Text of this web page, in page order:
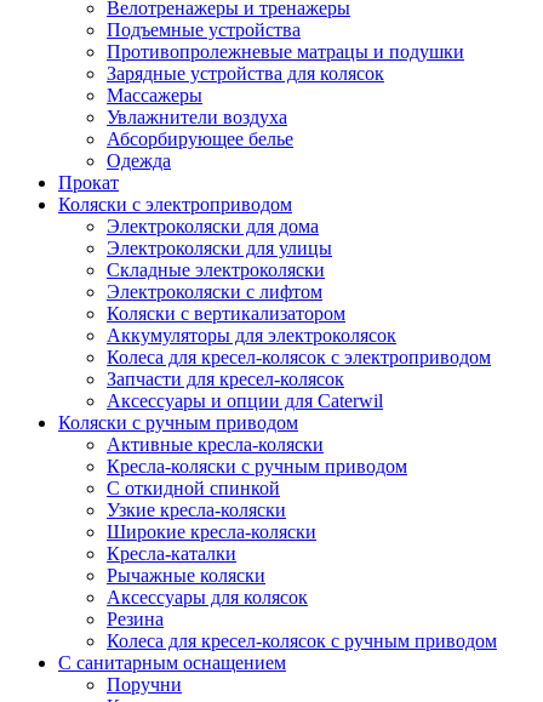
Велотренажеры и тренажеры
Подъемные устройства
Противопролежневые матрацы и подушки
Зарядные устройства для колясок
Массажеры
Увлажнители воздуха
Абсорбирующее белье
Одежда
Прокат
Коляски с электроприводом
Электроколяски для дома
Электроколяски для улицы
Складные электроколяски
Электроколяски с лифтом
Коляски с вертикализатором
Аккумуляторы для электроколясок
Колеса для кресел-колясок с электроприводом
Запчасти для кресел-колясок
Аксессуары и опции для Caterwil
Коляски с ручным приводом
Активные кресла-коляски
Кресла-коляски с ручным приводом
С откидной спинкой
Узкие кресла-коляски
Широкие кресла-коляски
Кресла-каталки
Рычажные коляски
Аксессуары для колясок
Резина
Колеса для кресел-колясок с ручным приводом
С санитарным оснащением
Поручни